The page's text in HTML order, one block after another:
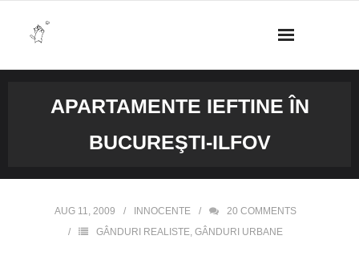
APARTAMENTE IEFTINE ÎN
BUCUREŞTI-ILFOV
AUG 11, 2009 INNOCENTE 20 COMMENTS
GÂNDURI REALISTE, GÂNDURI URBANE